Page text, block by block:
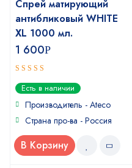
Спрей матирующий
антибликовый WHITE
XL 1000 мл.
1 600Р
5out of 5
Есть в наличии
Производитель - Ateco
Страна про-ва - Россия
В Корзину